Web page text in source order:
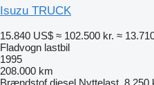
Isuzu TRUCK
15.840 US$ ≈ 102.500 kr. ≈
Fladvogn lastbil
1995
208.000 km
Brændstof diesel Nyttelast 8.250